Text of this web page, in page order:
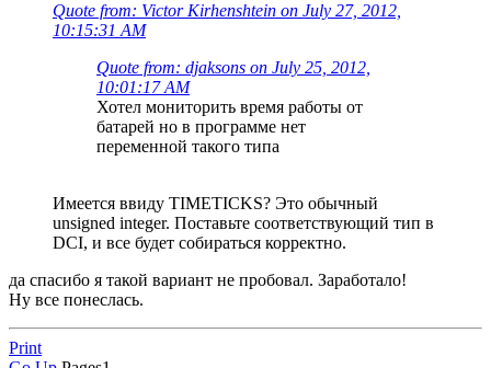
Quote from: Victor Kirhenshtein on July 27, 2012,
10:15:31 AM
Quote from: djaksons on July 25, 2012,
10:01:17 AM
Хотел мониторить время работы от
батарей но в программе нет
переменной такого типа
Имеется ввиду TIMETICKS? Это обычный
unsigned integer. Поставьте соответствующий тип в
DCI, и все будет собираться корректно.
да спасибо я такой вариант не пробовал. Заработало!
Ну все понеслась.
Print